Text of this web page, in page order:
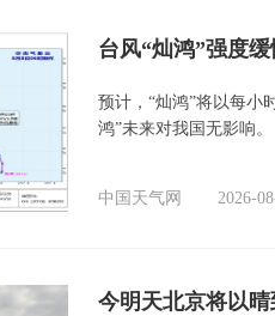
台风“灿鸿”强度
预计，“灿鸿”将以每小
鸿”未来对我国无影响。
中国天气网 2026-
今明天北京将以